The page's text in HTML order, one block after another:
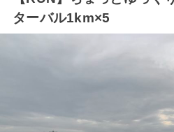
ターバル1km×5